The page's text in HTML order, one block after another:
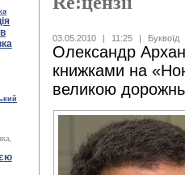
03.05.2010 | 11:25 | Буквоїд
Олександр
книжками на
великою